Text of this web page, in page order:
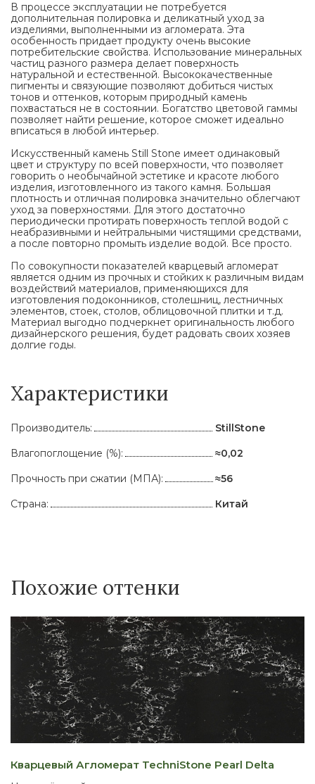
В процессе эксплуатации не потребуется
дополнительная полировка и деликатный уход за
изделиями, выполненными из агломерата. Эта
особенность придает продукту очень высокие
потребительские свойства. Использование минеральных
частиц разного размера делает поверхность
натуральной и естественной. Высококачественные
пигменты и связующие позволяют добиться чистых
тонов и оттенков, которым природный камень
похвастаться не в состоянии. Богатство цветовой гаммы
позволяет найти решение, которое сможет идеально
вписаться в любой интерьер.
Искусственный камень Still Stone имеет одинаковый
цвет и структуру по всей поверхности, что позволяет
говорить о необычайной эстетике и красоте любого
изделия, изготовленного из такого камня. Большая
плотность и отличная полировка значительно облегчают
уход за поверхностями. Для этого достаточно
периодически протирать поверхность теплой водой с
неабразивными и нейтральными чистящими средствами,
а после повторно промыть изделие водой. Все просто.
По совокупности показателей кварцевый агломерат
является одним из прочных и стойких к различным видам
воздействий материалов, применяющихся для
изготовления подоконников, столешниц, лестничных
элементов, стоек, столов, облицовочной плитки и т.д.
Материал выгодно подчеркнет оригинальность любого
дизайнерского решения, будет радовать своих хозяев
долгие годы.
Характеристики
Производитель:
StillStone
Влагопоглощение (%):
≈0,02
Прочность при сжатии (МПА):
≈56
Страна:
Китай
Похожие оттенки
Кварцевый Агломерат TechniStone Pearl Delta